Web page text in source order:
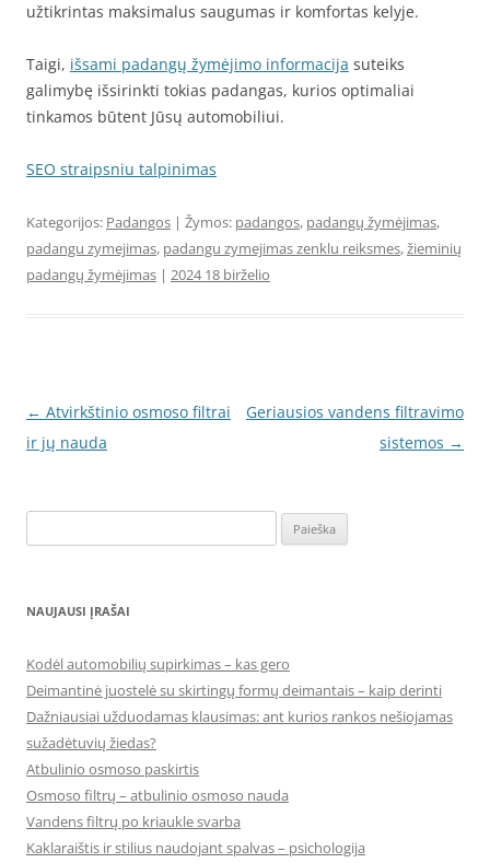
užtikrintas maksimalus saugumas ir komfortas kelyje.
Taigi, išsami padangų žymėjimo informacija suteiks
galimybę išsirinkti tokias padangas, kurios optimaliai
tinkamos būtent Jūsų automobiliui.
SEO straipsniu talpinimas
Kategorijos: Padangos | Žymos: padangos, padangų žymėjimas,
padangu zymejimas, padangu zymejimas zenklu reiksmes,žieminių
padangų žymėjimas | 2024 18 birželio
Įrašo
navigacija
← Atvirkštinio osmoso filtrai
ir jų nauda
Geriausios vandens filtravimo
sistemos →
NAUJAUSI ĮRAŠAI
Kodėl automobilių supirkimas – kas gero
Deimantinė juostelė su skirtingų formų deimantais – kaip derinti
Dažniausiai užduodamas klausimas: ant kurios rankos nešiojamas
sužadėtuvių žiedas?
Atbulinio osmoso paskirtis
Osmoso filtrų – atbulinio osmoso nauda
Vandens filtrų po kriaukle svarba
Kaklaraištis ir stilius naudojant spalvas – psichologija